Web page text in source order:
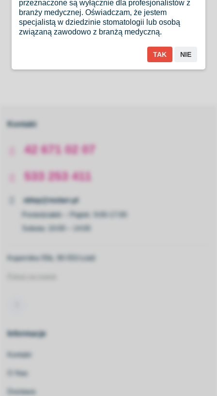
- Z systemem antyretrakcyjnym,
-oświetlenie LED
Kontakt
42 671 02 07
533 253 411
sklep@molarr.pl
Poniedziałek – Piątek: 9:00-17:00
Sobota: 10:00 – 14:00
Kopernika 55b, 90-553 Łódź
Informacje
Kontakt
O Nas
Dostawa
przeznaczone są wyłącznie dla profesjonalistów z
branży medycznej. Oświadczam, że jestem
specjalistą w dziedzinie stomatologii lub osobą
związaną zawodowo z branżą medyczną.
TAK NIE